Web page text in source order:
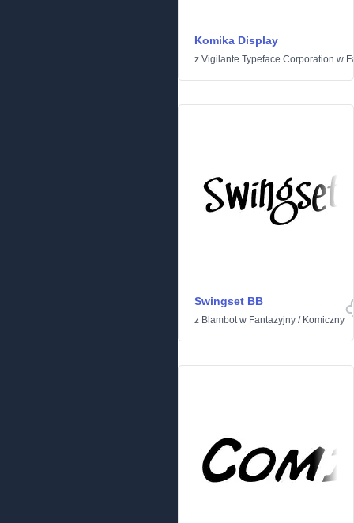
Komika Display
z Vigilante Typeface Corporation w
Swingset BB
z Blambotw Fantazyjny / Komiczny